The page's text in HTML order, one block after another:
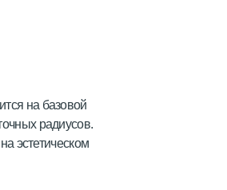
на базовой
радиусов.
эстетическом